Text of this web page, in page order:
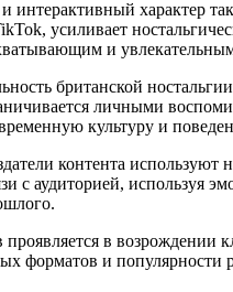
интерактивный характер
усиливает
и
британской
личными
культуру и
контента используют
с аудиторией, используя
в возрождении
форматов и популярности